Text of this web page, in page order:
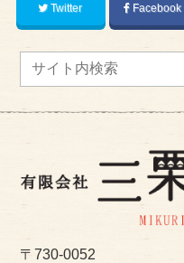
Twitter Facebook
〒730-0052